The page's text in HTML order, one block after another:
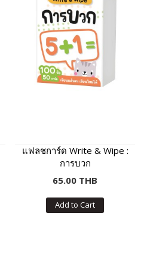
แฟลชการ์ด Write & Wipe :
การบวก
65.00 THB
Add to Cart